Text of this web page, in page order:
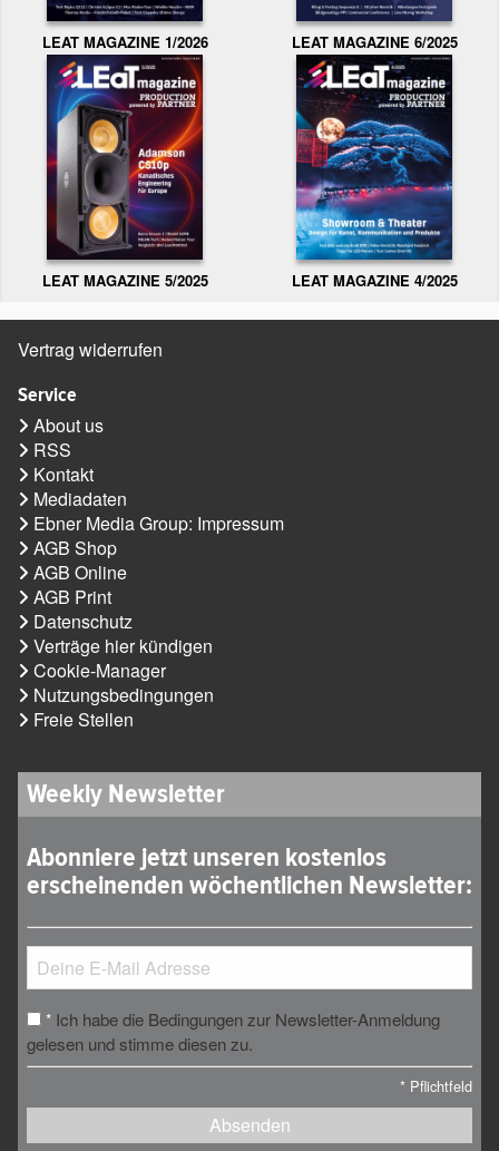
LEAT MAGAZINE 1/2026 LEAT MAGAZINE 6/2025
LEAT MAGAZINE 5/2025 LEAT MAGAZINE 4/2025
Vertrag widerrufen
Service
About us
RSS
Kontakt
Mediadaten
Ebner Media Group: Impressum
AGB Shop
AGB Online
AGB Print
Datenschutz
Verträge hier kündigen
Cookie-Manager
Nutzungsbedingungen
Freie Stellen
Weekly Newsletter
Abonniere jetzt unseren kostenlos
erscheinenden wöchentlichen Newsletter:
* Ich habe die Bedingungen zur Newsletter-Anmeldung
gelesen und stimme diesen zu.
* Pflichtfeld
Absenden